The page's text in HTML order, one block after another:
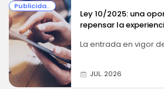
Publicidad y Comunicación
Ley 10/2025: una
repensar la
La entrada en vigor
organizaciones
JUL. 2026